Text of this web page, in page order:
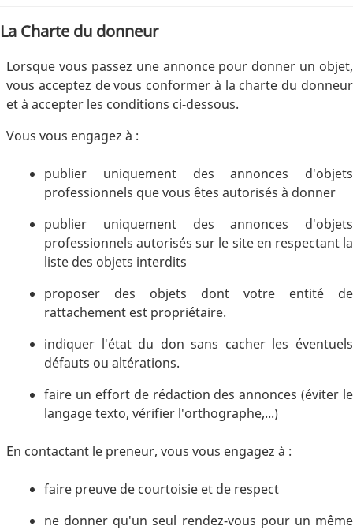
La Charte du donneur
Lorsque vous passez une annonce pour donner un objet,
vous acceptez de vous conformer à la charte du donneur
et à accepter les conditions ci-dessous.
Vous vous engagez à :
publier uniquement des annonces d'objets
professionnels que vous êtes autorisés à donner
publier uniquement des annonces d'objets
professionnels autorisés sur le site en respectant la
liste des objets interdits
proposer des objets dont votre entité de
rattachement est propriétaire.
indiquer l'état du don sans cacher les éventuels
défauts ou altérations.
faire un effort de rédaction des annonces (éviter le
langage texto, vérifier l'orthographe,...)
En contactant le preneur, vous vous engagez à :
faire preuve de courtoisie et de respect
ne donner qu'un seul rendez-vous pour un même